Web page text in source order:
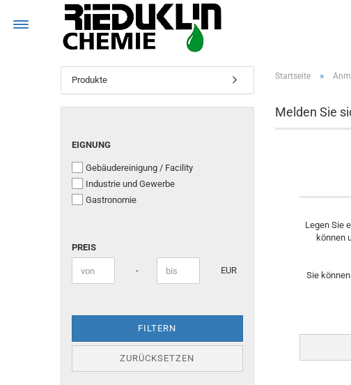
Startseite »
Melden Sie
Legen Sie
können
Sie
Produkte
EIGNUNG
EIGNUNG
Gebäudereinigung / Facility
Industrie und Gewerbe
Gastronomie
PREIS
Preis bis - EUR
FILTERN
ZURÜCKSETZEN